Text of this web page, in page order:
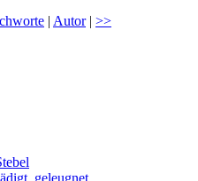
| Autor| >>
geleugnet